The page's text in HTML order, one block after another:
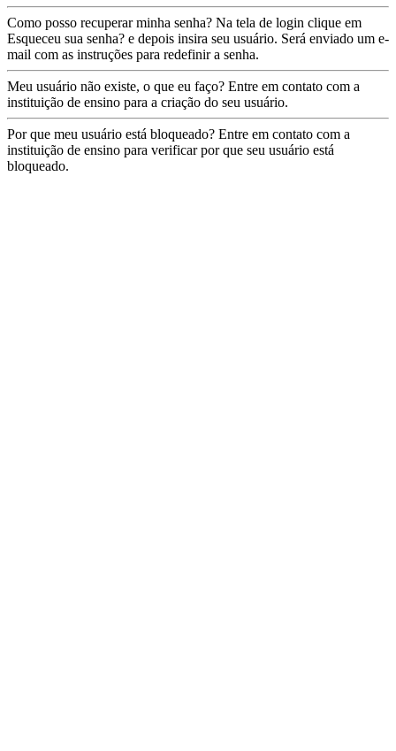
Como posso recuperar minha senha? Na tela de login clique em
Esqueceu sua senha? e depois insira seu usuário. Será enviado um e-
mail com as instruções para redefinir a senha.
Meu usuário não existe, o que eu faço? Entre em contato com a
instituição de ensino para a criação do seu usuário.
Por que meu usuário está bloqueado? Entre em contato com a
instituição de ensino para verificar por que seu usuário está
bloqueado.